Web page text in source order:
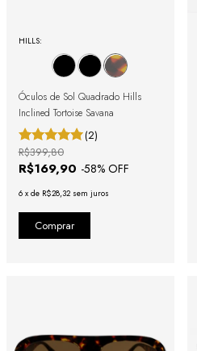
HILLS:
Óculos de Sol Quadrado Hills
Inclined Tortoise Savana
(2)
R$169,90 -58% OFF
R$399,80
6 x de R$28,32 sem juros